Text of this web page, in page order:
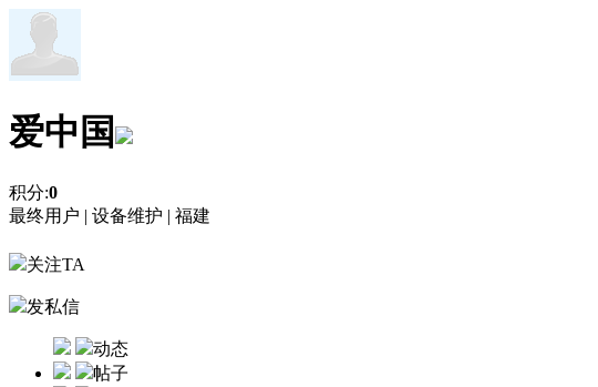
爱中国
积分:0
最终用户 | 设备维护 | 福建
关注TA
发私信
动态
帖子